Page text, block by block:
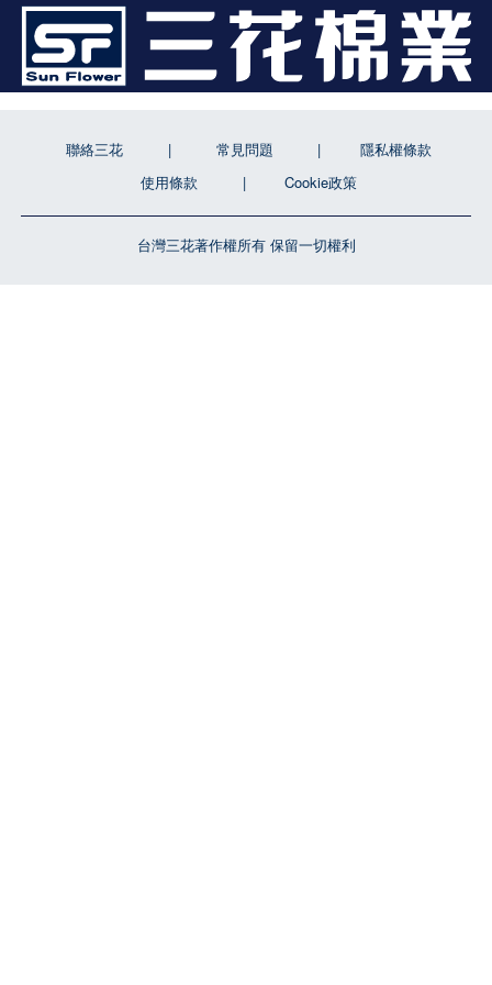
台灣三花著作權所有 保留一切權利
聯絡三花 常見問題
隱私權條款
使用條款
Cookie政策